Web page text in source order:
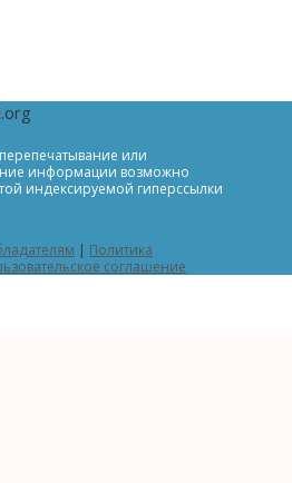
или
информации возможно
индексируемой гиперссылки
| Политика
соглашение